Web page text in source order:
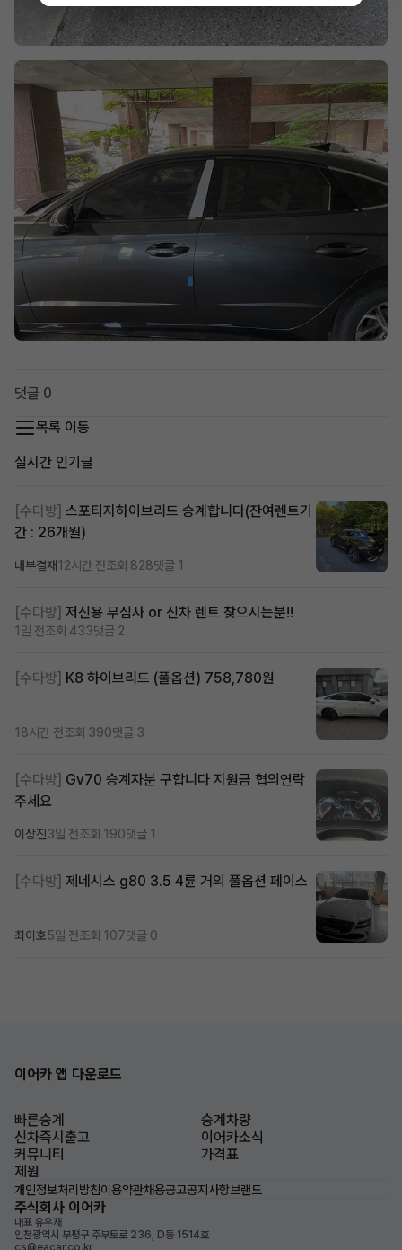
댓글 0
목록 이동
실시간 인기글
[수다방] 스포티지하이브리드 승계합니다(잔여렌트기
간 : 26개월)
내부결재12시간 전조회 828댓글 1
[수다방] 저신용 무심사 or 신차 렌트 찾으시는분!!
1일 전조회 433댓글 2
[수다방] K8 하이브리드 (풀옵션) 758,780원
18시간 전조회 390댓글 3
[수다방] Gv70 승계자분 구합니다 지원금 협의연락
주세요
이상진3일 전조회 190댓글 1
[수다방] 제네시스 g80 3.5 4륜 거의 풀옵션 페이스
최이호5일 전조회 107댓글 0
이어카 앱 다운로드
빠른승계
승계차량
신차즉시출고
이어카소식
커뮤니티
가격표
제원
개인정보처리방침이용약관채용공고공지사항브랜드
주식회사 이어카
대표 유우재
인천광역시 부평구 주부토로 236, D동 1514호
cs@eacar.co.kr